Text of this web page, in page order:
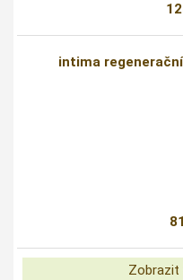
intima
Zobrazit